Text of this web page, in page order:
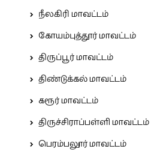
நீலகிரி மாவட்டம்
கோயம்புத்தூர் மாவட்டம்
திருப்பூர் மாவட்டம்
திண்டுக்கல் மாவட்டம்
கரூர் மாவட்டம்
திருச்சிராப்பள்ளி மாவட்டம்
பெரம்பலூர் மாவட்டம்